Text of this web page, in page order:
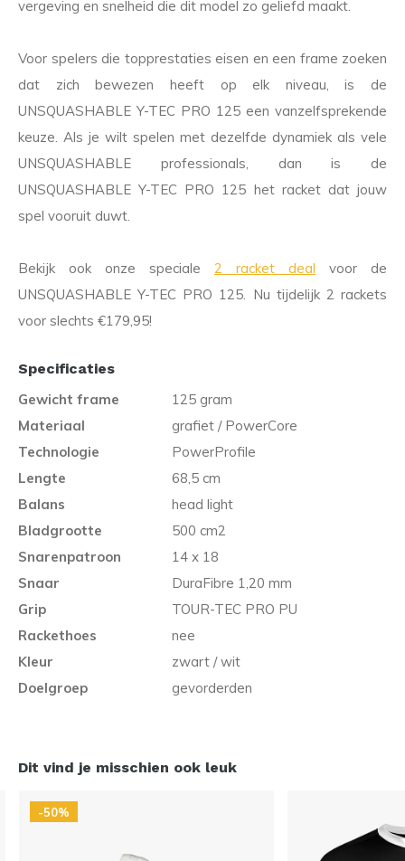
vergeving en snelheid die dit model zo geliefd maakt.
Voor spelers die topprestaties eisen en een frame zoeken
dat zich bewezen heeft op elk niveau, is de
UNSQUASHABLE Y-TEC PRO 125 een vanzelfsprekende
keuze. Als je wilt spelen met dezelfde dynamiek als vele
UNSQUASHABLE professionals, dan is de
UNSQUASHABLE Y-TEC PRO 125 het racket dat jouw
spel vooruit duwt.
Bekijk ook onze speciale 2 racket deal voor de
UNSQUASHABLE Y-TEC PRO 125. Nu tijdelijk 2 rackets
voor slechts €179,95!
Specificaties
Gewicht frame
125 gram
Materiaal
grafiet / PowerCore
Technologie
PowerProfile
Lengte
68,5 cm
Balans
head light
Bladgrootte
500 cm2
Snarenpatroon
14 x 18
Snaar
DuraFibre 1,20 mm
Grip
TOUR-TEC PRO PU
Rackethoes
nee
Kleur
zwart / wit
Doelgroep
gevorderden
Dit vind je misschien ook leuk
-50%